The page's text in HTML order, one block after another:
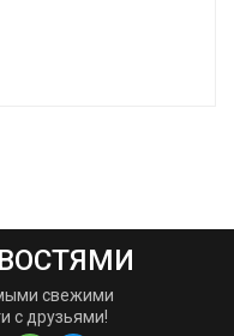
свежими
с друзьями!